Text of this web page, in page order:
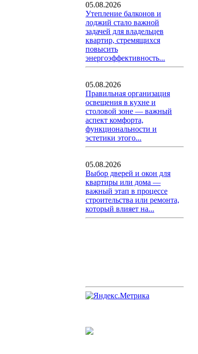
05.08.2026
Утепление балконов и
лоджий стало важной
задачей для владельцев
квартир, стремящихся
повысить
энергоэффективность...
05.08.2026
Правильная организация
освещения в кухне и
столовой зоне — важный
аспект комфорта,
функциональности и
эстетики этого...
05.08.2026
Выбор дверей и окон для
квартиры или дома —
важный этап в процессе
строительства или ремонта,
который влияет на...